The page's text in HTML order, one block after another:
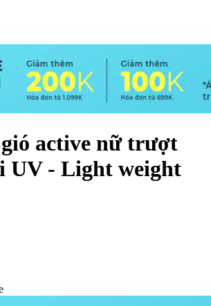
active nữ trượt
UV - Light weight